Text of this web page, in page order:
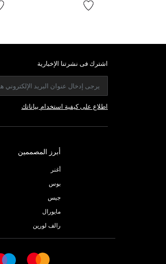
اشترك فى نشرتنا الإخبارية
اطلاع على كيفية استخدام بياناتك
أبرز المصممين
أغنر
بوس
جيس
مايورال
رالف لورين